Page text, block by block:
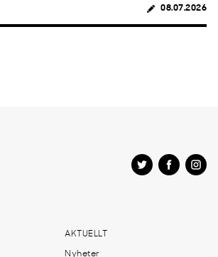
08.07.2026
AKTUELLT
Nyheter